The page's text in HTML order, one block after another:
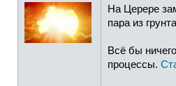
На Церере
пара из
Всё бы
процессы.